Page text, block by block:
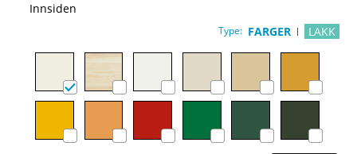
Innsiden
Type: FARGER LAKK